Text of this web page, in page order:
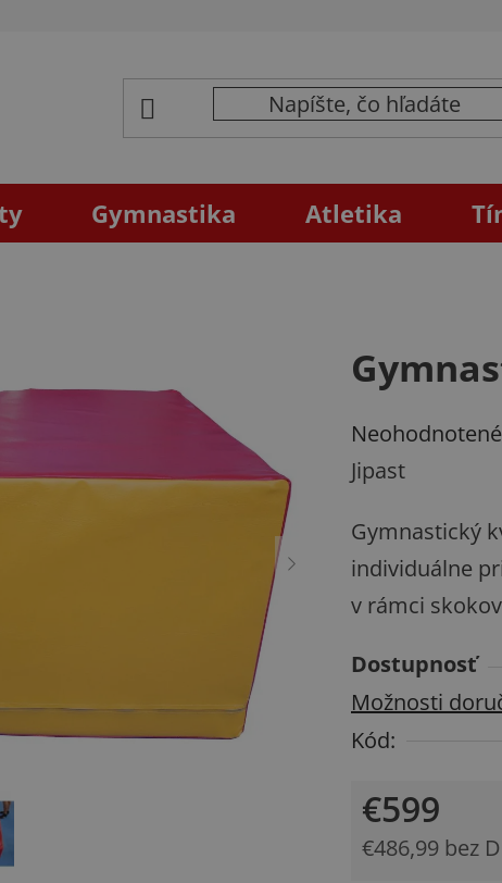
Gymnastika Atletika
Priemerné
hodnotenie
je
0,0
z
5
hviezdičiek.
Neohodnotené
Jipast
Gymnastický
individuálne
v rámci
Dostupnosť
Možnosti
Kód:
€599
€486,99 bez